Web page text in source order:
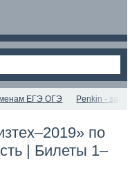
ЕГЭ ОГЭ Penkin -
по
| Билеты 1–